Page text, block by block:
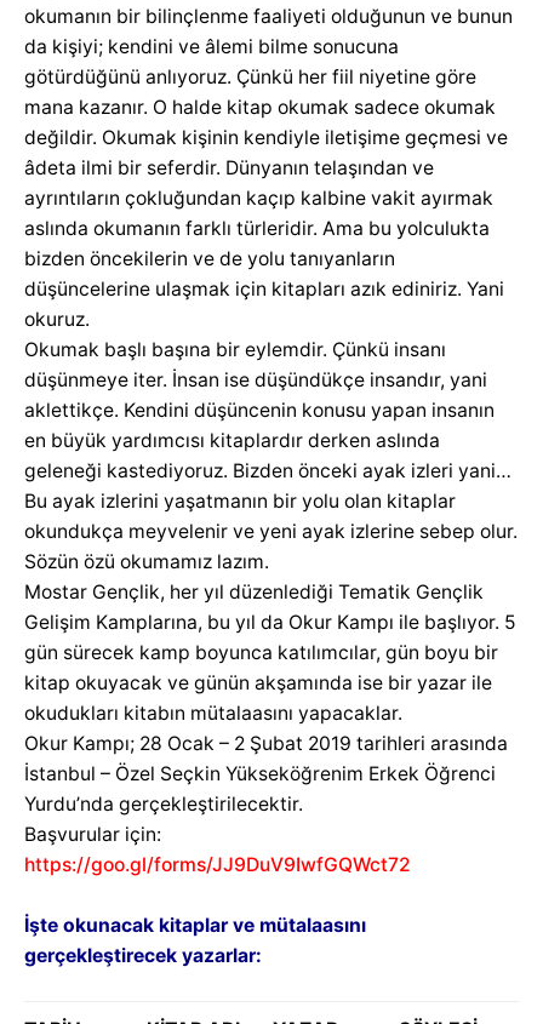
okumanın bir bilinçlenme faaliyeti olduğunun ve bunun
da kişiyi; kendini ve âlemi bilme sonucuna
götürdüğünü anlıyoruz. Çünkü her fiil niyetine göre
mana kazanır. O halde kitap okumak sadece okumak
değildir. Okumak kişinin kendiyle iletişime geçmesi ve
âdeta ilmi bir seferdir. Dünyanın telaşından ve
ayrıntıların çokluğundan kaçıp kalbine vakit ayırmak
aslında okumanın farklı türleridir. Ama bu yolculukta
bizden öncekilerin ve de yolu tanıyanların
düşüncelerine ulaşmak için kitapları azık ediniriz. Yani
okuruz.
Okumak başlı başına bir eylemdir. Çünkü insanı
düşünmeye iter. İnsan ise düşündükçe insandır, yani
aklettikçe. Kendini düşüncenin konusu yapan insanın
en büyük yardımcısı kitaplardır derken aslında
geleneği kastediyoruz. Bizden önceki ayak izleri yani…
Bu ayak izlerini yaşatmanın bir yolu olan kitaplar
okundukça meyvelenir ve yeni ayak izlerine sebep olur.
Sözün özü okumamız lazım.
Mostar Gençlik, her yıl düzenlediği Tematik Gençlik
Gelişim Kamplarına, bu yıl da Okur Kampı ile başlıyor. 5
gün sürecek kamp boyunca katılımcılar, gün boyu bir
kitap okuyacak ve günün akşamında ise bir yazar ile
okudukları kitabın mütalaasını yapacaklar.
Okur Kampı; 28 Ocak – 2 Şubat 2019 tarihleri arasında
İstanbul – Özel Seçkin Yükseköğrenim Erkek Öğrenci
Yurdu’nda gerçekleştirilecektir.
Başvurular için:
https://goo.gl/forms/JJ9DuV9IwfGQWct72
İşte okunacak kitaplar ve mütalaasını
gerçekleştirecek yazarlar: